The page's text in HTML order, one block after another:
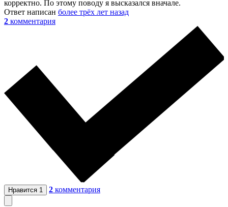
корректно. По этому поводу я высказался вначале.
Ответ написан более трёх лет назад
2 комментария
Нравится 1 2 комментария